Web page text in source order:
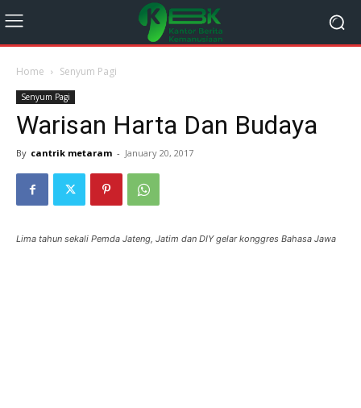
Home Senyum Pagi
Senyum Pagi
Warisan Harta Dan Budaya
By cantrik metaram - January 20, 2017
Lima tahun sekali Pemda Jateng, Jatim dan DIY gelar konggres Bahasa Jawa